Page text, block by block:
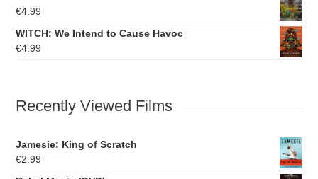
€4.99
WITCH: We Intend to Cause Havoc
€4.99
Recently Viewed Films
Jamesie: King of Scratch
€2.99